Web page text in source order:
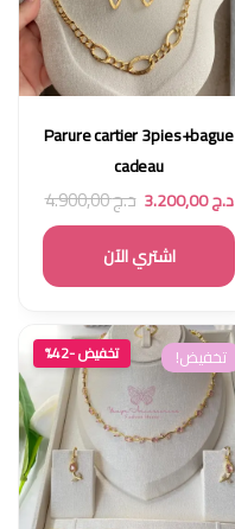
Parure cartier 3pies+bague
cadeau
د.ج3.200,00 د.ج4.900,00
اشتري الآن
تخفيض! تخفيض -42%